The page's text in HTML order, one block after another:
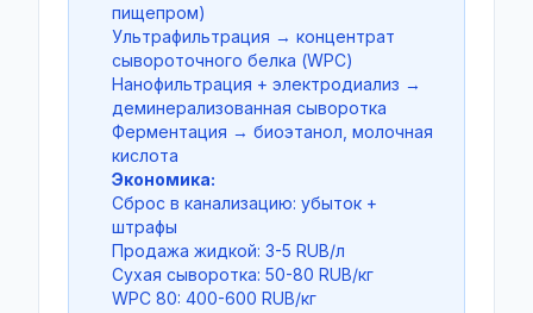
пищепром)
Ультрафильтрация → концентрат
сывороточного белка (WPC)
Нанофильтрация + электродиализ →
деминерализованная сыворотка
Ферментация → биоэтанол, молочная
кислота
Экономика:
Сброс в канализацию: убыток +
штрафы
Продажа жидкой: 3-5 RUB/л
Сухая сыворотка: 50-80 RUB/кг
WPC 80: 400-600 RUB/кг